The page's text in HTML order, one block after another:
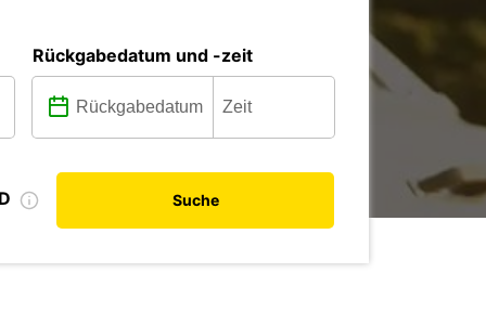
Rückgabedatum und -zeit
Suche